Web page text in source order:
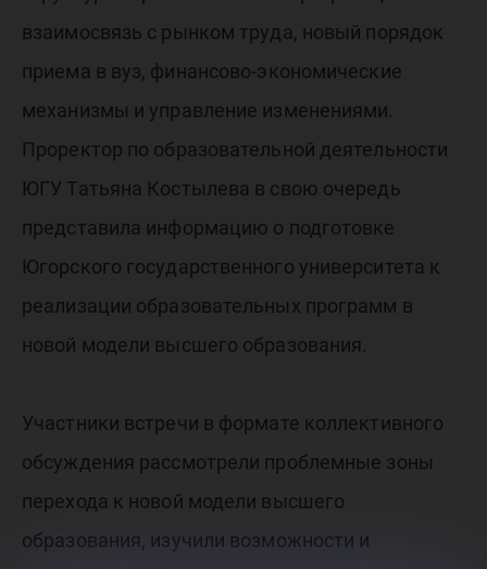
взаимосвязь с рынком труда, новый порядок
приема в вуз, финансово-экономические
механизмы и управление изменениями.
Проректор по образовательной деятельности
ЮГУ Татьяна Костылева в свою очередь
представила информацию о подготовке
Югорского государственного университета к
реализации образовательных программ в
новой модели высшего образования.
Участники встречи в формате коллективного
обсуждения рассмотрели проблемные зоны
перехода к новой модели высшего
образования, изучили возможности и